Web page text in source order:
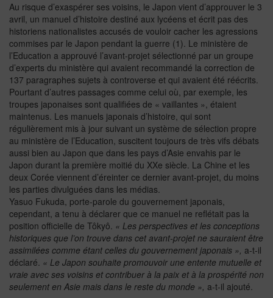
Au risque d’exaspérer ses voisins, le Japon vient d’approuver le 3
avril, un manuel d’histoire destiné aux lycéens et écrit pas des
historiens nationalistes accusés de vouloir cacher les agressions
commises par le Japon pendant la guerre (1). Le ministère de
l’Education a approuvé l’avant-projet sélectionné par un groupe
d’experts du ministère qui avaient recommandé la correction de
137 paragraphes sujets à controverse et qui avaient été réécrits.
Pourtant d’autres passages comme celui où, par exemple, les
troupes japonaises sont qualifiées de « vaillantes », étaient
maintenus. Les manuels japonais d’histoire, qui sont
régulièrement mis à jour suivant un système de sélection propre
au ministère de l’Education, suscitent toujours de très vifs débats
aussi bien au Japon que dans les pays d’Asie envahis par le
Japon durant la première moitié du XXe siècle. La Chine et les
deux Corée viennent d’éreinter ce dernier avant-projet, du moins
les parties divulguées dans les médias.
Yasuo Fukuda, porte-parole du gouvernement japonais,
cependant, a tenu à déclarer que ce manuel ne reflétait pas la
position officielle de Tôkyô. « Les perspectives et les conceptions
historiques que l’on trouve dans cet avant-projet ne sauraient être
assimilées comme étant celles du gouvernement japonais », a-t-il
déclaré. « Le Japon souhaite promouvoir une entente mutuelle et
vraie avec ses voisins et contribuer à la paix et à la prospérité non
seulement en Asie mais dans le reste du monde », a-t-il ajouté.